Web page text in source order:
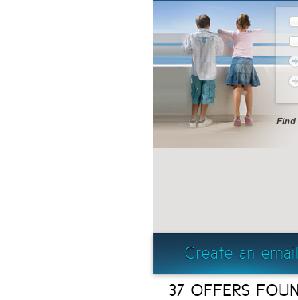
Find
Create an
37 OFFERS